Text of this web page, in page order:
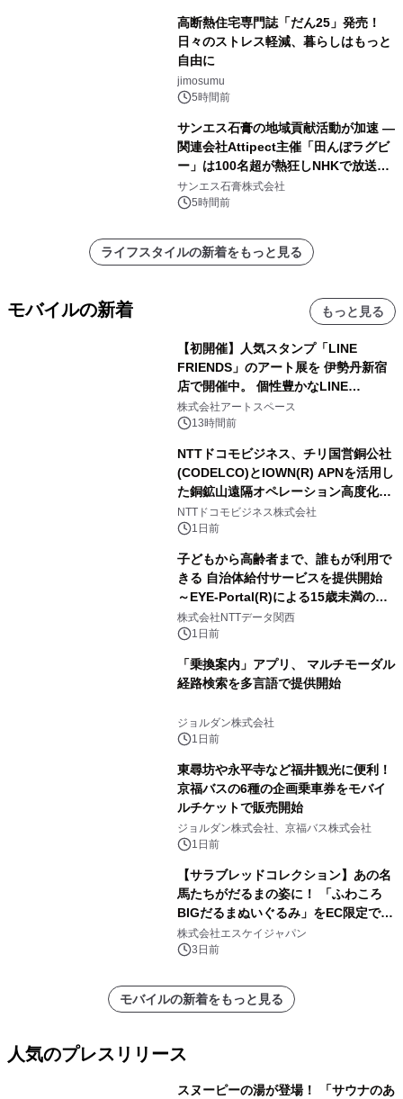
高断熱住宅専門誌「だん25」発売！
日々のストレス軽減、暮らしはもっと
自由に
jimosumu
5時間前
サンエス石膏の地域貢献活動が加速 ―
関連会社Attipect主催「田んぼラグビ
ー」は100名超が熱狂しNHKで放送さ
れました。
サンエス石膏株式会社
5時間前
ライフスタイルの新着をもっと見る
モバイルの新着 もっと見る
【初開催】人気スタンプ「LINE
FRIENDS」のアート展を 伊勢丹新宿
店で開催中。 個性豊かなLINE
FRIENDSの仲間たちが インテリアア
ートとして新たな魅力を発信。
株式会社アートスペース
13時間前
NTTドコモビジネス、チリ国営銅公社
(CODELCO)とIOWN(R) APNを活用し
た銅鉱山遠隔オペレーション高度化に
向けた調査・実証を開始
NTTドコモビジネス株式会社
1日前
子どもから高齢者まで、誰もが利用で
きる 自治体給付サービスを提供開始
～EYE-Portal(R)による15歳未満の本
人認証と デジタルデバイド対策で実現
～
株式会社NTTデータ関西
1日前
「乗換案内」アプリ、 マルチモーダル
経路検索を多言語で提供開始
ジョルダン株式会社
1日前
東尋坊や永平寺など福井観光に便利！
京福バスの6種の企画乗車券をモバイ
ルチケットで販売開始
ジョルダン株式会社、京福バス株式会社
1日前
【サラブレッドコレクション】あの名
馬たちがだるまの姿に！ 「ふわころ
BIGだるまぬいぐるみ」をEC限定で受
注販売開始
株式会社エスケイジャパン
3日前
モバイルの新着をもっと見る
人気のプレスリリース
スヌーピーの湯が登場！ 「サウナのあ